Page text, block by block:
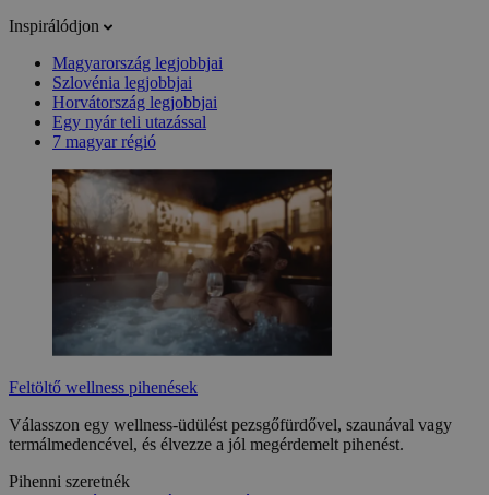
Inspirálódjon
Magyarország legjobbjai
Szlovénia legjobbjai
Horvátország legjobbjai
Egy nyár teli utazással
7 magyar régió
Feltöltő wellness pihenések
Válasszon egy wellness-üdülést pezsgőfürdővel, szaunával vagy
termálmedencével, és élvezze a jól megérdemelt pihenést.
Pihenni szeretnék